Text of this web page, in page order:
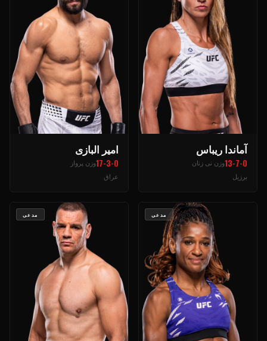
آماندا ریباس
13-7-0وزن نی زنان
برزیل
امیر البازی
17-3-0وزن پرواز
عراق
مدعی مدعی